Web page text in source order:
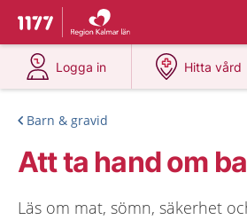
Till startsidan för 1177
Du har valt region
Logga in
på 1177.se
Hitta vård
på
Barn & gravid
Att ta hand om
Läs om mat, sömn, säkerhet